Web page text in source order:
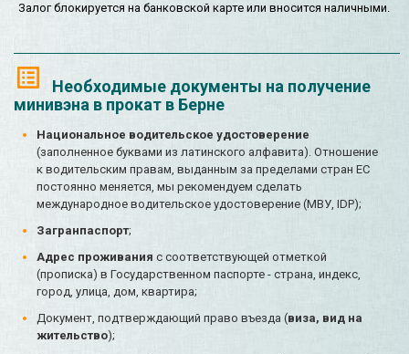
Залог блокируется на банковской карте или вносится наличными.
Необходимые документы на получение
минивэна в прокат в Берне
Национальное водительское удостоверение
(заполненное буквами из латинского алфавита). Отношение
к водительским правам, выданным за пределами стран ЕС
постоянно меняется, мы рекомендуем сделать
международное водительское удостоверение (МВУ, IDP);
Загранпаспорт;
Адрес проживания с соответствующей отметкой
(прописка) в Государственном паспорте - страна, индекс,
город, улица, дом, квартира;
Документ, подтверждающий право въезда (виза, вид на
жительство);